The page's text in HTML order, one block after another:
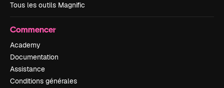
Tous les outils Magnific
Commencer
Academy
Documentation
Assistance
Conditions générales